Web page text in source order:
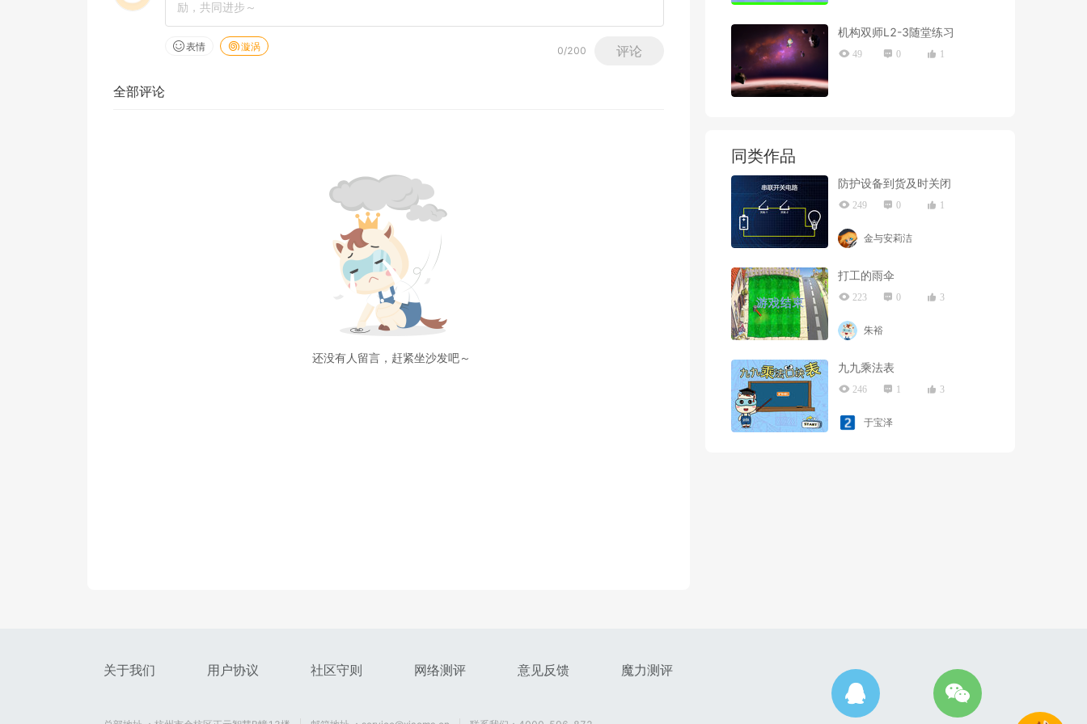
表情 漩涡 0/200 评论
全部评论
还没有人留言，赶紧坐沙发吧～
机构双师L2-3随堂练习
49 0 1
同类作品
防护设备到货及时关闭
249 0 1
金与安莉洁
打工的雨伞
223 0 3
朱裕
九九乘法表
246 1 3
于宝泽
关于我们 用户协议 社区守则 网络测评 意见反馈 魔力测评